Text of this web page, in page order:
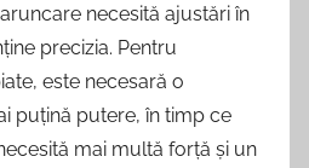
necesită ajustări în
precizia. Pentru
este necesară o
puțină putere, în timp ce
mai multă forță și un